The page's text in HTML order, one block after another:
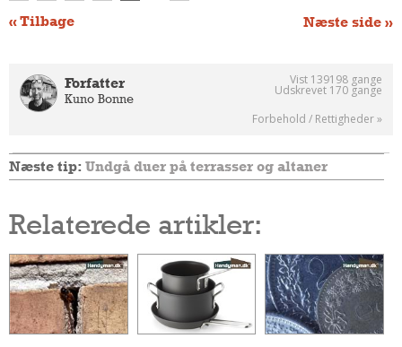
« Tilbage Næste side »
Forfatter
Kuno Bonne
Vist 139198 gange
Udskrevet 170 gange
Forbehold / Rettigheder »
Næste tip: Undgå duer på terrasser og altaner
Relaterede artikler: